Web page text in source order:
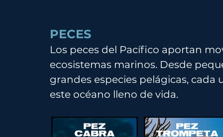
PECES
Los peces del Pacífico aportan
ecosistemas marinos. Desde
grandes especies pelágicas,
este océano lleno de vida.